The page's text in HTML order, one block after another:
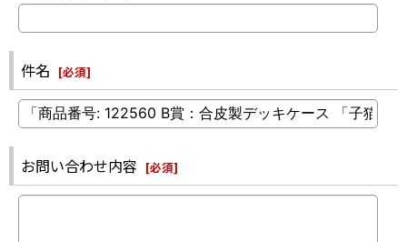
件名 [必須]
お問い合わせ内容 [必須]